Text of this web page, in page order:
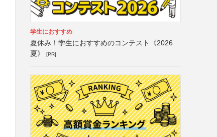
学生におすすめ
夏休み！学生におすすめのコンテスト《2026
夏》
[PR]